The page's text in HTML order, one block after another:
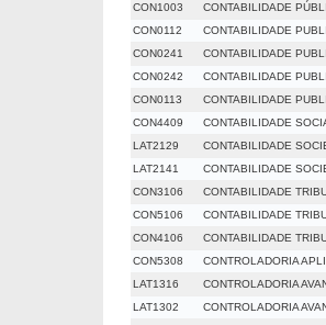
CON1003
CONTABILIDADE
CON0112
CONTABILIDADE
CON0241
CONTABILIDADE
CON0242
CONTABILIDADE
CON0113
CONTABILIDADE
CON4409
CONTABILIDADE
LAT2129
CONTABILIDADE
LAT2141
CONTABILIDADE
CON3106
CONTABILIDADE
CON5106
CONTABILIDADE
CON4106
CONTABILIDADE
CON5308
CONTROLADORIA
LAT1316
CONTROLADORIA
LAT1302
CONTROLADORIA